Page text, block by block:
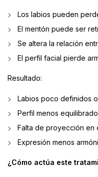
Los labios pueden
El mentón puede ser
Se altera la relación
El perfil facial pierde
Resultado:
Labios poco definidos
Perfil menos equilibrado
Falta de proyección en
Expresión menos
¿Cómo actúa este